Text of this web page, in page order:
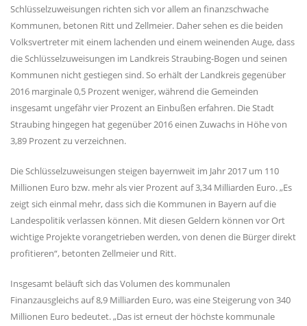
Schlüsselzuweisungen richten sich vor allem an finanzschwache
Kommunen, betonen Ritt und Zellmeier. Daher sehen es die beiden
Volksvertreter mit einem lachenden und einem weinenden Auge, dass
die Schlüsselzuweisungen im Landkreis Straubing-Bogen und seinen
Kommunen nicht gestiegen sind. So erhält der Landkreis gegenüber
2016 marginale 0,5 Prozent weniger, während die Gemeinden
insgesamt ungefähr vier Prozent an Einbußen erfahren. Die Stadt
Straubing hingegen hat gegenüber 2016 einen Zuwachs in Höhe von
3,89 Prozent zu verzeichnen.
Die Schlüsselzuweisungen steigen bayernweit im Jahr 2017 um 110
Millionen Euro bzw. mehr als vier Prozent auf 3,34 Milliarden Euro. „Es
zeigt sich einmal mehr, dass sich die Kommunen in Bayern auf die
Landespolitik verlassen können. Mit diesen Geldern können vor Ort
wichtige Projekte vorangetrieben werden, von denen die Bürger direkt
profitieren“, betonten Zellmeier und Ritt.
Insgesamt beläuft sich das Volumen des kommunalen
Finanzausgleichs auf 8,9 Milliarden Euro, was eine Steigerung von 340
Millionen Euro bedeutet. „Das ist erneut der höchste kommunale